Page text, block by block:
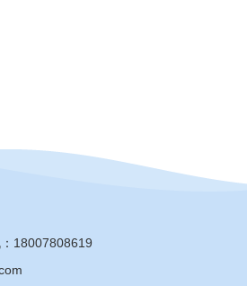
18007808619